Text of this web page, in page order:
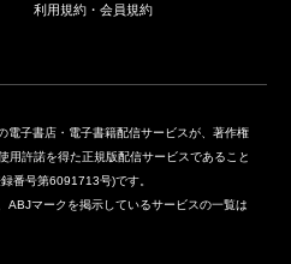
利用規約・会員規約
電子書店・電子書籍配信サービスが、著作権
用許諾を得た正規版配信サービスであること
番号第6091713号)です。
ABJマークを掲示しているサービスの一覧は